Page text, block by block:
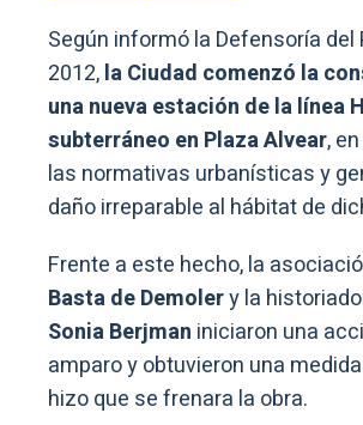
Según informó la Defensoría del
2012,la Ciudad comenzó la
una nueva estación de la línea
subterráneo en Plaza Alvear,
las normativas urbanísticas y
daño irreparable al hábitat de
Frente a este hecho, la
Basta de Demolery la
Sonia Berjman iniciaron una
amparo y obtuvieron una
hizo que se frenara la obra.